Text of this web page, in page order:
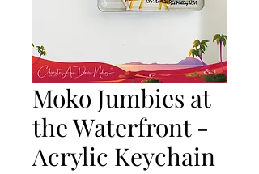
Moko Jumbies at
the Waterfront -
Acrylic Keychain